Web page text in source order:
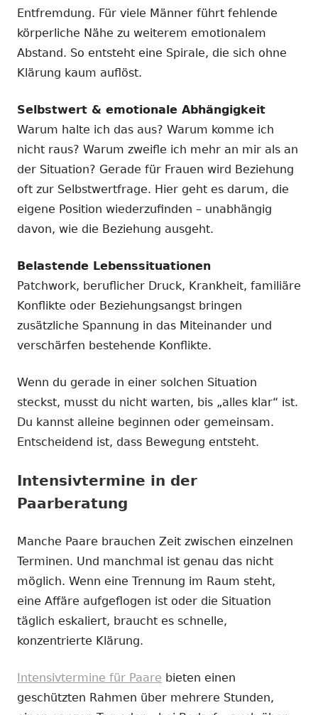
Entfremdung. Für viele Männer führt fehlende
körperliche Nähe zu weiterem emotionalem
Abstand. So entsteht eine Spirale, die sich ohne
Klärung kaum auflöst.
Selbstwert & emotionale Abhängigkeit
Warum halte ich das aus? Warum komme ich
nicht raus? Warum zweifle ich mehr an mir als an
der Situation? Gerade für Frauen wird Beziehung
oft zur Selbstwertfrage. Hier geht es darum, die
eigene Position wiederzufinden – unabhängig
davon, wie die Beziehung ausgeht.
Belastende Lebenssituationen
Patchwork, beruflicher Druck, Krankheit, familiäre
Konflikte oder Beziehungsangst bringen
zusätzliche Spannung in das Miteinander und
verschärfen bestehende Konflikte.
Wenn du gerade in einer solchen Situation
steckst, musst du nicht warten, bis „alles klar“ ist.
Du kannst alleine beginnen oder gemeinsam.
Entscheidend ist, dass Bewegung entsteht.
Intensivtermine in der
Paarberatung
Manche Paare brauchen Zeit zwischen einzelnen
Terminen. Und manchmal ist genau das nicht
möglich. Wenn eine Trennung im Raum steht,
eine Affäre aufgeflogen ist oder die Situation
täglich eskaliert, braucht es schnelle,
konzentrierte Klärung.
Intensivtermine für Paare bieten einen
geschützten Rahmen über mehrere Stunden,